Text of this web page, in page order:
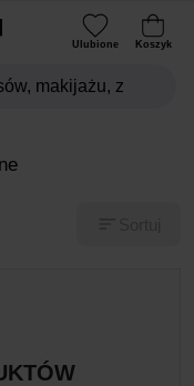
Ulubione Koszyk